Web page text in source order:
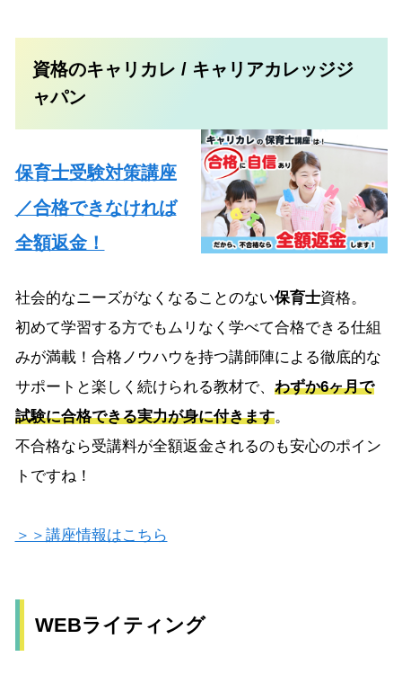
資格のキャリカレ / キャリアカレッジジ
ャパン
保育士受験対策講座
／合格できなければ
全額返金！
社会的なニーズがなくなることのない保育士資格。
初めて学習する方でもムリなく学べて合格できる仕組
みが満載！合格ノウハウを持つ講師陣による徹底的な
サポートと楽しく続けられる教材で、 わずか6ヶ月で
試験に合格できる実力が身に付きます。
不合格なら受講料が全額返金されるのも安心のポイン
トですね！
＞＞講座情報はこちら
WEBライティング